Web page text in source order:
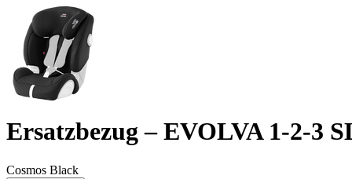
Ersatzbezug – EVOLVA 1-2-3
Cosmos Black